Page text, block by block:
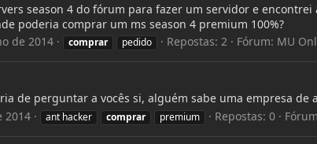
season 4 do fórum para fazer um servidor e
poderia comprar um ms season 4 premium 100%?
de 2014 comprar pedido Repostas: 2 Fórum: MU
de perguntar a vocês si, alguém sabe uma empresa
2014 ant hacker comprar premium Repostas: 0